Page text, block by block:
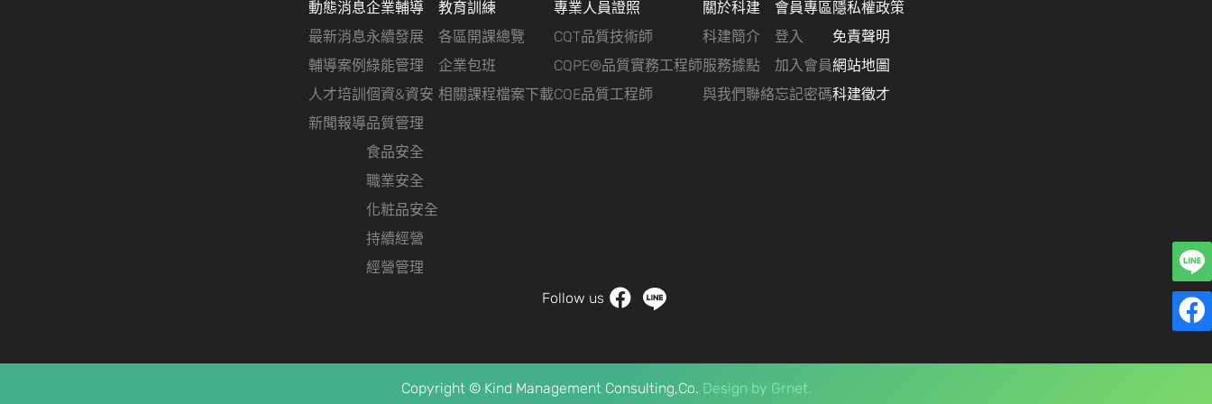
動態消息
最新消息
輔導案例
人才培訓
新聞報導
企業輔導
永續發展
綠能管理
個資&資安
品質管理
食品安全
職業安全
化粧品安全
持續經營
經營管理
教育訓練
各區開課總覽
企業包班
相關課程檔案下載
專業人員證照
CQT品質技術師
CQPE®品質實務工程師
CQE品質工程師
關於科建
科建簡介
服務據點
與我們聯絡
會員專區
登入
加入會員
忘記密碼
隱私權政策
免責聲明
網站地圖
科建徵才
Follow us
Copyright © Kind Management Consulting,Co. Design by Grnet.